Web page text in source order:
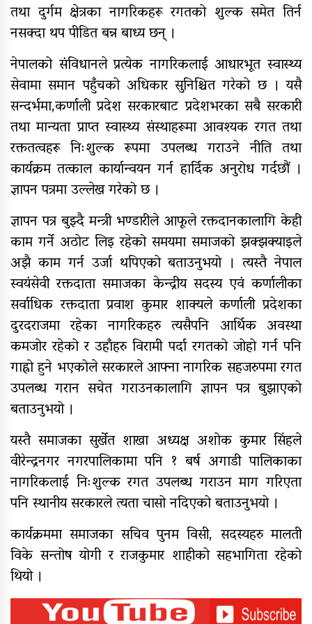
तथा दुर्गम क्षेत्रका नागरिकहरू रगतको शुल्क समेत तिर्न
नसक्दा थप पीडित बन्न बाध्य छन् ।
नेपालको संविधानले प्रत्येक नागरिकलाई आधारभूत स्वास्थ्य
सेवामा समान पहुँचको अधिकार सुनिश्चित गरेको छ । यसै
सन्दर्भमा,कर्णाली प्रदेश सरकारबाट प्रदेशभरका सबै सरकारी
तथा मान्यता प्राप्त स्वास्थ्य संस्थाहरूमा आवश्यक रगत तथा
रक्ततत्वहरू निःशुल्क रूपमा उपलब्ध गराउने नीति तथा
कार्यक्रम तत्काल कार्यान्वयन गर्न हार्दिक अनुरोध गर्दछौं ।
ज्ञापन पत्रमा उल्लेख गरेको छ ।
ज्ञापन पत्र बुझ्दै मन्त्री भण्डारीले आफूले रक्तदानकालागि केही
काम गर्ने अठोट लिइ रहेको समयमा समाजको झक्झक्याइले
अझै काम गर्न उर्जा थपिएको बताउनुभयो । त्यस्तै नेपाल
स्वयंसेवी रक्तदाता समाजका केन्द्रीय सदस्य एवं कर्णालीका
सर्वाधिक रक्तदाता प्रवाश कुमार शाक्यले कर्णाली प्रदेशका
दुरदराजमा रहेका नागरिकहरु त्यसैपनि आर्थिक अवस्था
कमजोर रहेको र उहाँहरु विरामी पर्दा रगतको जोहो गर्न पनि
गाह्रो हुने भएकोले सरकारले आफ्ना नागरिक सहजरुपमा रगत
उपलब्ध गरान सचेत गराउनकालागि ज्ञापन पत्र बुझाएको
बताउनुभयो ।
यस्तै समाजका सुर्खेत शाखा अध्यक्ष अशोक कुमार सिंहले
वीरेन्द्रनगर नगरपालिकामा पनि १ बर्ष अगाडी पालिकाका
नागरिकलाई निःशुल्क रगत उपलब्ध गराउन माग गरिएता
पनि स्थानीय सरकारले त्यता चासो नदिएको बताउनुभयो ।
कार्यक्रममा समाजका सचिव पुनम विसी, सदस्यहरु मालती
विके सन्तोष योगी र राजकुमार शाहीको सहभागिता रहेको
थियो ।